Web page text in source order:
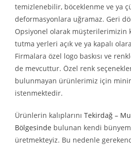
temizlenebilir, böceklenme ve ya
deformasyonlara uğramaz. Geri
Opsiyonel olarak müşterilerimizin
tutma yerleri açık ve ya kapalı
Firmalara özel logo baskısı ve
de mevcuttur. Özel renk
bulunmayan ürünlerimiz için
istenmektedir.
Ürünlerin kalıplarını Tekirdağ –
Bölgesinde bulunan kendi
üretmekteyiz. Bu nedenle